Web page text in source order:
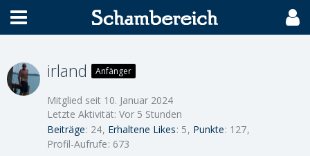
irland Anfänger
Mitglied seit 10. Januar 2024
Letzte Aktivität: Vor 5 Stunden
Beiträge 24 Erhaltene Likes 5 Punkte 127
Profil-Aufrufe 673